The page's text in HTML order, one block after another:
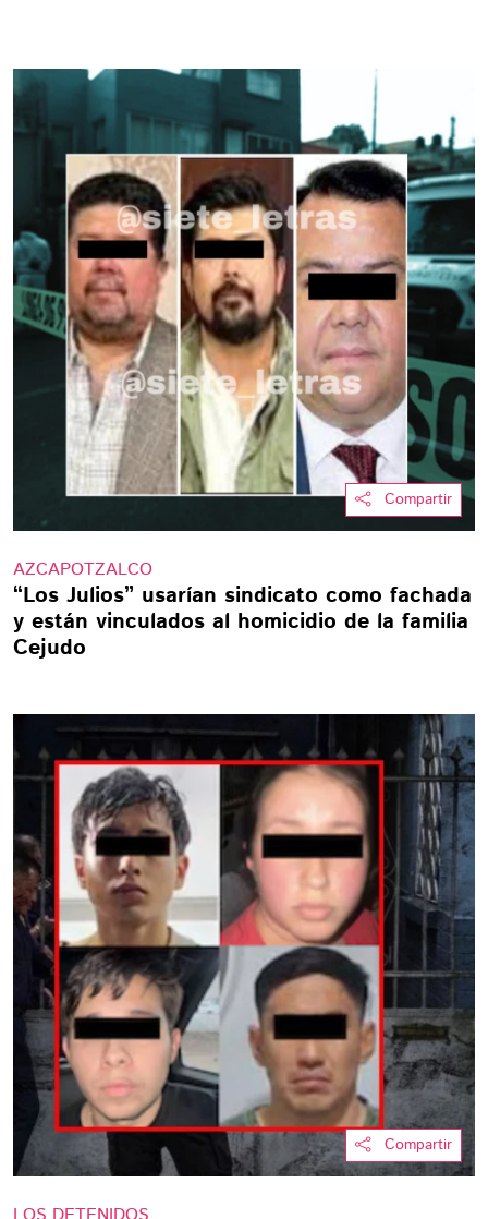
Compartir
AZCAPOTZALCO
“Los Julios” usarían sindicato como fachada
y están vinculados al homicidio de la familia
Cejudo
Compartir